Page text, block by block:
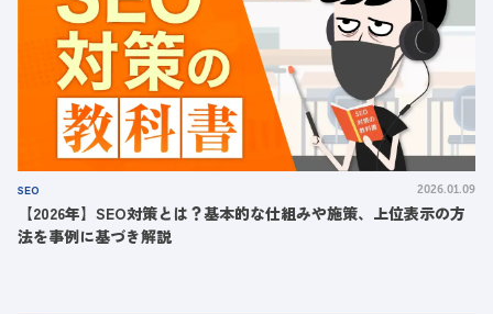
SEO 2026.01.09
【2026年】SEO対策とは？基本的な仕組みや施策、上位表示の方
法を事例に基づき解説